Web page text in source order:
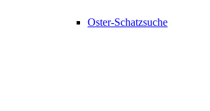
Oster-Schatzsuche